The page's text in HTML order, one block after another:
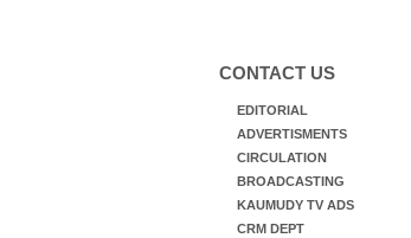
CONTACT US
EDITORIAL
ADVERTISMENTS
CIRCULATION
BROADCASTING
KAUMUDY TV ADS
CRM DEPT